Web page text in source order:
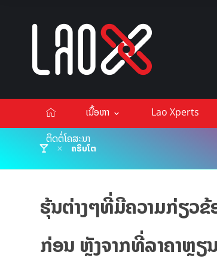
ເນື້ອຫາ Lao Xperts
ຕິດຕໍ່ໂຄສະນາ
ຄຣິບໂຕ
ຮຸ້ນຕ່າງໆທີ່ມີຄວາມກ່ຽວຂ້
ກ່ອນ ຫຼັງຈາກທີ່ລາຄາຫຼຽ